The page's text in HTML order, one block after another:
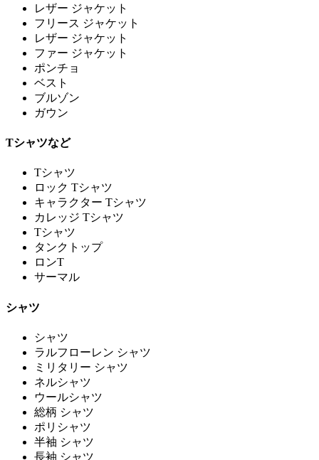
レザー ジャケット
フリース ジャケット
レザー ジャケット
ファー ジャケット
ポンチョ
ベスト
ブルゾン
ガウン
Tシャツなど
Tシャツ
ロック Tシャツ
キャラクター Tシャツ
カレッジ Tシャツ
Tシャツ
タンクトップ
ロンT
サーマル
シャツ
シャツ
ラルフローレン シャツ
ミリタリー シャツ
ネルシャツ
ウールシャツ
総柄 シャツ
ポリシャツ
半袖 シャツ
長袖 シャツ